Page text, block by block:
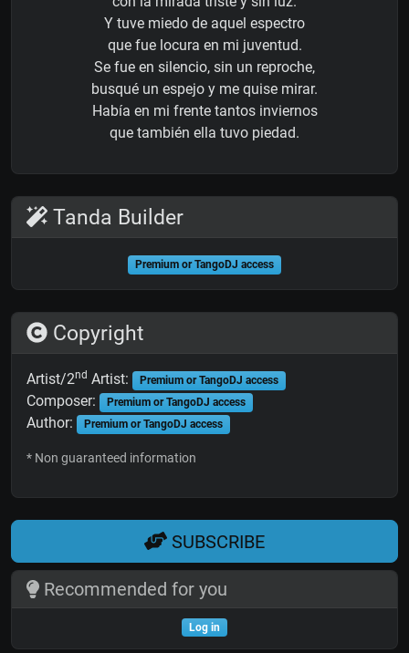
Y tuve miedo de aquel espectro
que fue locura en mi juventud.
Se fue en silencio, sin un reproche,
busqué un espejo y me quise mirar.
Había en mi frente tantos inviernos
que también ella tuvo piedad.
Tanda Builder
Premium or TangoDJ access
Copyright
Artist/2nd Artist: Premium or TangoDJ access
Composer: Premium or TangoDJ access
Author: Premium or TangoDJ access
* Non guaranteed information
SUBSCRIBE
Recommended for you
Log in